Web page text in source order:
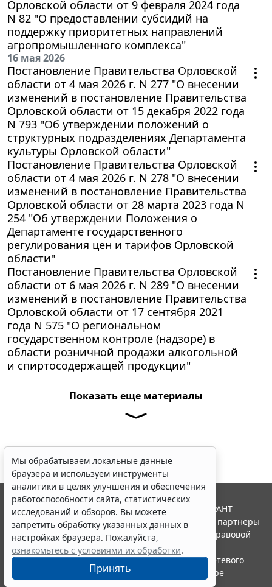
Орловской области от 9 февраля 2024 года
N 82 "О предоставлении субсидий на
поддержку приоритетных направлений
агропромышленного комплекса"
16 мая 2026
Постановление Правительства Орловской
области от 4 мая 2026 г. N 277 "О внесении
изменений в постановление Правительства
Орловской области от 15 декабря 2022 года
N 793 "Об утверждении положений о
структурных подразделениях Департамента
культуры Орловской области"
Постановление Правительства Орловской
области от 4 мая 2026 г. N 278 "О внесении
изменений в постановление Правительства
Орловской области от 28 марта 2023 года N
254 "Об утверждении Положения о
Департаменте государственного
регулирования цен и тарифов Орловской
области"
Постановление Правительства Орловской
области от 6 мая 2026 г. N 289 "О внесении
изменений в постановление Правительства
Орловской области от 17 сентября 2021
года N 575 "О региональном
государственном контроле (надзоре) в
области розничной продажи алкогольной
и спиртосодержащей продукции"
Показать еще материалы
Мы обрабатываем локальные данные
браузера и используем инструменты
аналитики в целях улучшения и обеспечения
работоспособности сайта, статистических
исследований и обзоров. Вы можете
запретить обработку указанных данных в
настройках браузера. Пожалуйста,
ознакомьтесь с условиями их обработки.
Принять
© ООО "НПП "ГАРАНТ-СЕРВИС", 2026. Система ГАРАНТ
выпускается с 1990 года. Компания "Гарант" и ее партнеры
являются участниками Российской ассоциации правовой
информации ГАРАНТ.
Портал ГАРАНТ.РУ зарегистрирован в качестве сетевого
издания Федеральной службой по надзору в сфере